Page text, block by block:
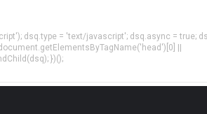
dsq.type = 'text/javascript'; dsq.async = true;
||
})();